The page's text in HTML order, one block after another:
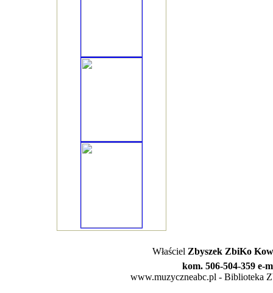
Właściel Zbyszek ZbiKo
kom. 506-504-359 e-
www.muzyczneabc.pl - Biblioteka